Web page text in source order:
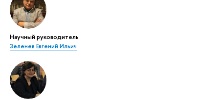
Научный руководитель
Зеленев Евгений Ильич